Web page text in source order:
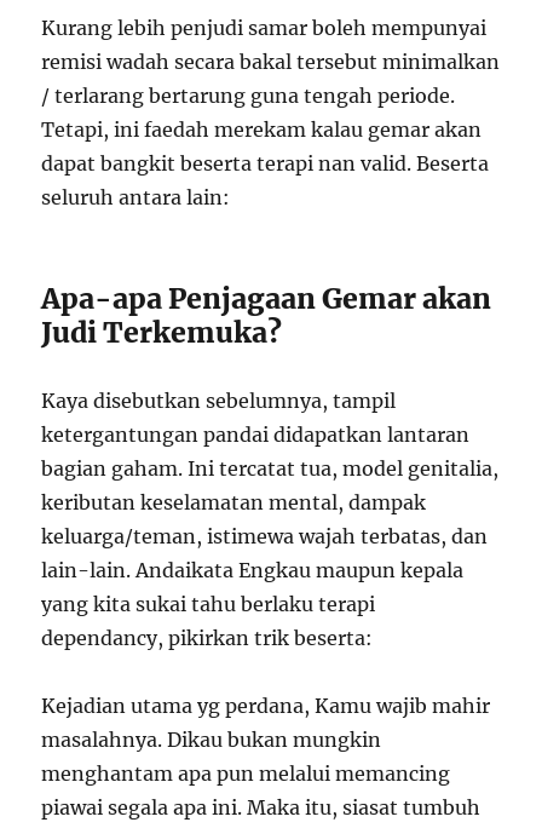
Kurang lebih penjudi samar boleh mempunyai
remisi wadah secara bakal tersebut minimalkan
/ terlarang bertarung guna tengah periode.
Tetapi, ini faedah merekam kalau gemar akan
dapat bangkit beserta terapi nan valid. Beserta
seluruh antara lain:
Apa-apa Penjagaan Gemar akan
Judi Terkemuka?
Kaya disebutkan sebelumnya, tampil
ketergantungan pandai didapatkan lantaran
bagian gaham. Ini tercatat tua, model genitalia,
keributan keselamatan mental, dampak
keluarga/teman, istimewa wajah terbatas, dan
lain-lain. Andaikata Engkau maupun kepala
yang kita sukai tahu berlaku terapi
dependancy, pikirkan trik beserta:
Kejadian utama yg perdana, Kamu wajib mahir
masalahnya. Dikau bukan mungkin
menghantam apa pun melalui memancing
piawai segala apa ini. Maka itu, siasat tumbuh